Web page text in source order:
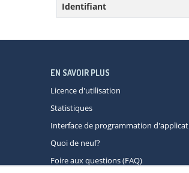
Identifiant
EN SAVOIR PLUS
Licence d'utilisation
Statistiques
Interface de programmation
Quoi de neuf?
Foire aux questions (FAQ)